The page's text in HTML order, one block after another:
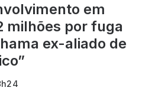
em
milhões por fuga
ex-aliado de